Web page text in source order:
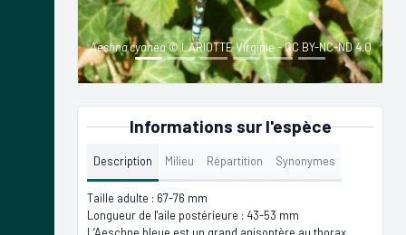
Aeshna cyanea© LARIOTTE Virginie - CC BY-NC-ND 4.0
Informations sur l'espèce
Description Milieu Répartition Synonymes
Taille adulte : 67-76 mm
Longueur de l'aile postérieure : 43-53 mm